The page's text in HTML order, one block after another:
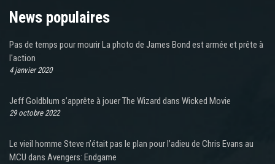
News populaires
Pas de temps pour mourir La photo de James Bond est armée et prête à
l'action
4 janvier 2020
Jeff Goldblum s’apprête à jouer The Wizard dans Wicked Movie
29 octobre 2022
Le vieil homme Steve n’était pas le plan pour l’adieu de Chris Evans au
MCU dans Avengers: Endgame